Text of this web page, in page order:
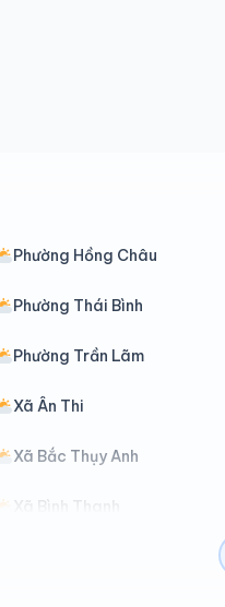
Phường Hồng Châu
Phường Thái Bình
Phường Trần Lãm
Xã Ân Thi
Xã Bắc Thụy Anh
Xã Bình Thanh